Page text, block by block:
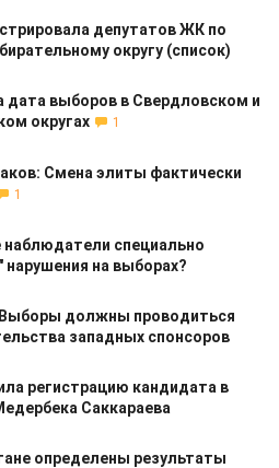
депутатов ЖК по
округу (список)
дата выборов в Свердловском и
округах
1
Смена элиты фактически
1
специально
нарушения на выборах?
должны проводиться
западных спонсоров
регистрацию кандидата в
Саккараева
определены результаты